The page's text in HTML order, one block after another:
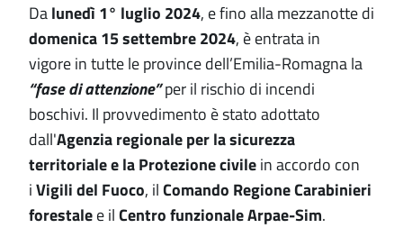
Dalunedì 1° luglio 2024, e fino alla mezzanotte di
domenica 15 settembre 2024, è entrata in
vigore in tutte le province dell’Emilia-Romagna la
“fase di attenzione”per il rischio di incendi
boschivi. Il provvedimento è stato adottato
dall'Agenzia regionale per la sicurezza
territoriale e la Protezione civilein accordo con
iVigili del Fuoco, ilComando Regione Carabinieri
forestalee ilCentro funzionale Arpae-Sim.